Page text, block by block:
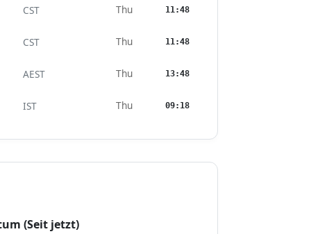
CST Thu 11:48
CST Thu 11:48
AEST Thu 13:48
IST Thu 09:18
(Seit jetzt)